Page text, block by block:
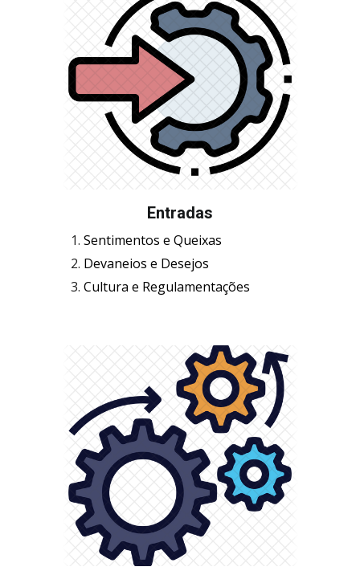
Entradas
Sentimentos e Queixas
Devaneios e Desejos
Cultura e Regulamentações